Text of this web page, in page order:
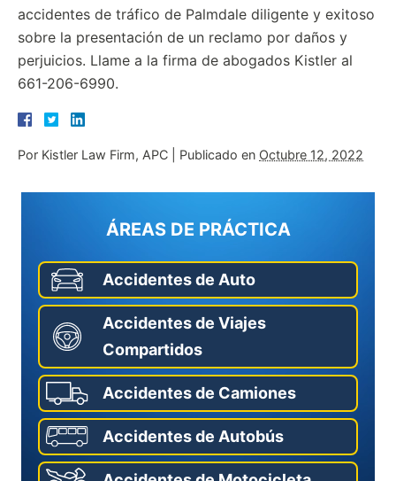
accidentes de tráfico de Palmdale diligente y exitoso
sobre la presentación de un reclamo por daños y
perjuicios. Llame a la firma de abogados Kistler al
661-206-6990.
Por Kistler Law Firm, APC Publicado en Octubre 12, 2022
ÁREAS DE PRÁCTICA
Accidentes de Auto
Accidentes de Viajes
Compartidos
Accidentes de Camiones
Accidentes de Autobús